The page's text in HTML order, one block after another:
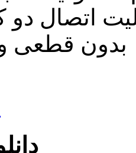
اتصال دو
بدون قطعی